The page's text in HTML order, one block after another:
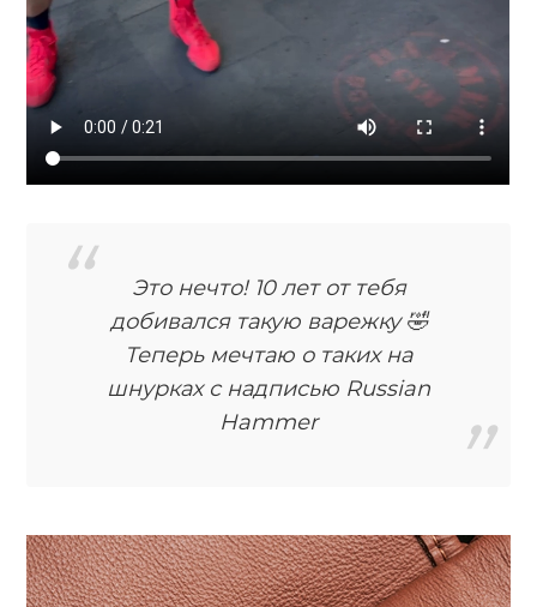
Это нечто! 10 лет от тебя
добивался такую варежку 🤣
Теперь мечтаю о таких на
шнурках с надписью Russian
Hammer